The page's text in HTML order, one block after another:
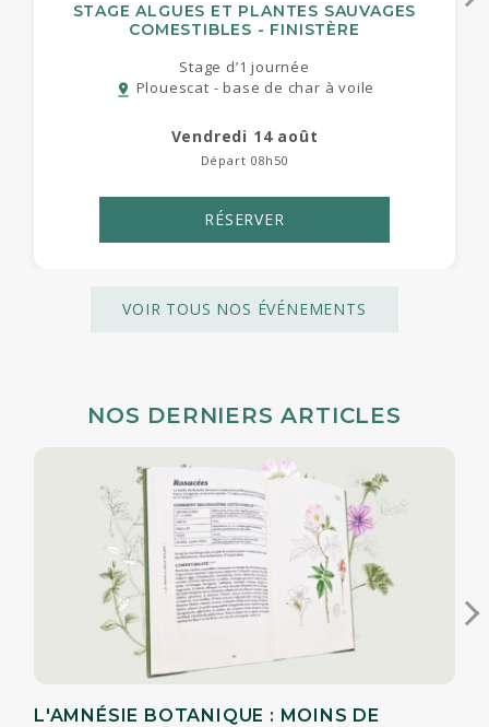
STAGE ALGUES ET PLANTES SAUVAGES
COMESTIBLES - FINISTÈRE
Stage d’1 journée
pin_drop Plouescat - base de char à voile
vendredi 14 août
Départ 08h50
RÉSERVER
VOIR TOUS NOS ÉVÉNEMENTS
NOS DERNIERS ARTICLES
L'AMNÉSIE BOTANIQUE : MOINS DE